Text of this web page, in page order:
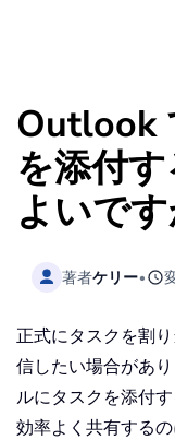
Outlook
を添付
よいです
著者ケリー•
正式にタスクを割
信したい場合があ
ルにタスクを添付
効率よく共有する